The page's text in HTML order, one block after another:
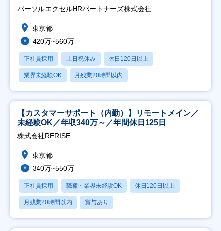
パーソルエクセルHRパートナーズ株式会社
東京都
420万~560万
正社員採用 土日祝休み 休日120日以上
業界未経験OK 月残業20時間以内
【カスタマーサポート（内勤）】リモートメイン／
未経験OK／年収340万～／年間休日125日
株式会社RERISE
東京都
340万~550万
正社員採用 職種・業界未経験OK 休日120日以上
月残業20時間以内 賞与あり